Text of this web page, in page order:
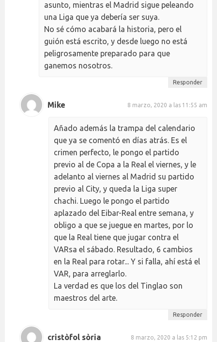
asunto, mientras el Madrid sigue peleando
una Liga que ya debería ser suya.
No sé cómo acabará la historia, pero el
guión está escrito, y desde luego no está
peligrosamente preparado para que
ganemos nosotros.
Responder
Mike 8 marzo, 2020 a las 11:55 am
Añado además la trampa del calendario
que ya se comentó en días atrás. Es el
crimen perfecto, le pongo el partido
previo al de Copa a la Real el viernes, y le
adelanto al viernes al Madrid su partido
previo al City, y queda la Liga super
chachi. Luego le pongo el partido
aplazado del Eibar-Real entre semana, y
obligo a que se juegue en martes, por lo
que la Real tiene que jugar contra el
VARsa el sábado. Resultado, 6 cambios
en la Real para rotar... Y si falla, ahí está el
VAR, para arreglarlo.
La verdad es que los del Tinglao son
maestros del arte.
Responder
cristòfol sòria 8 marzo, 2020 a las 5:12 pm